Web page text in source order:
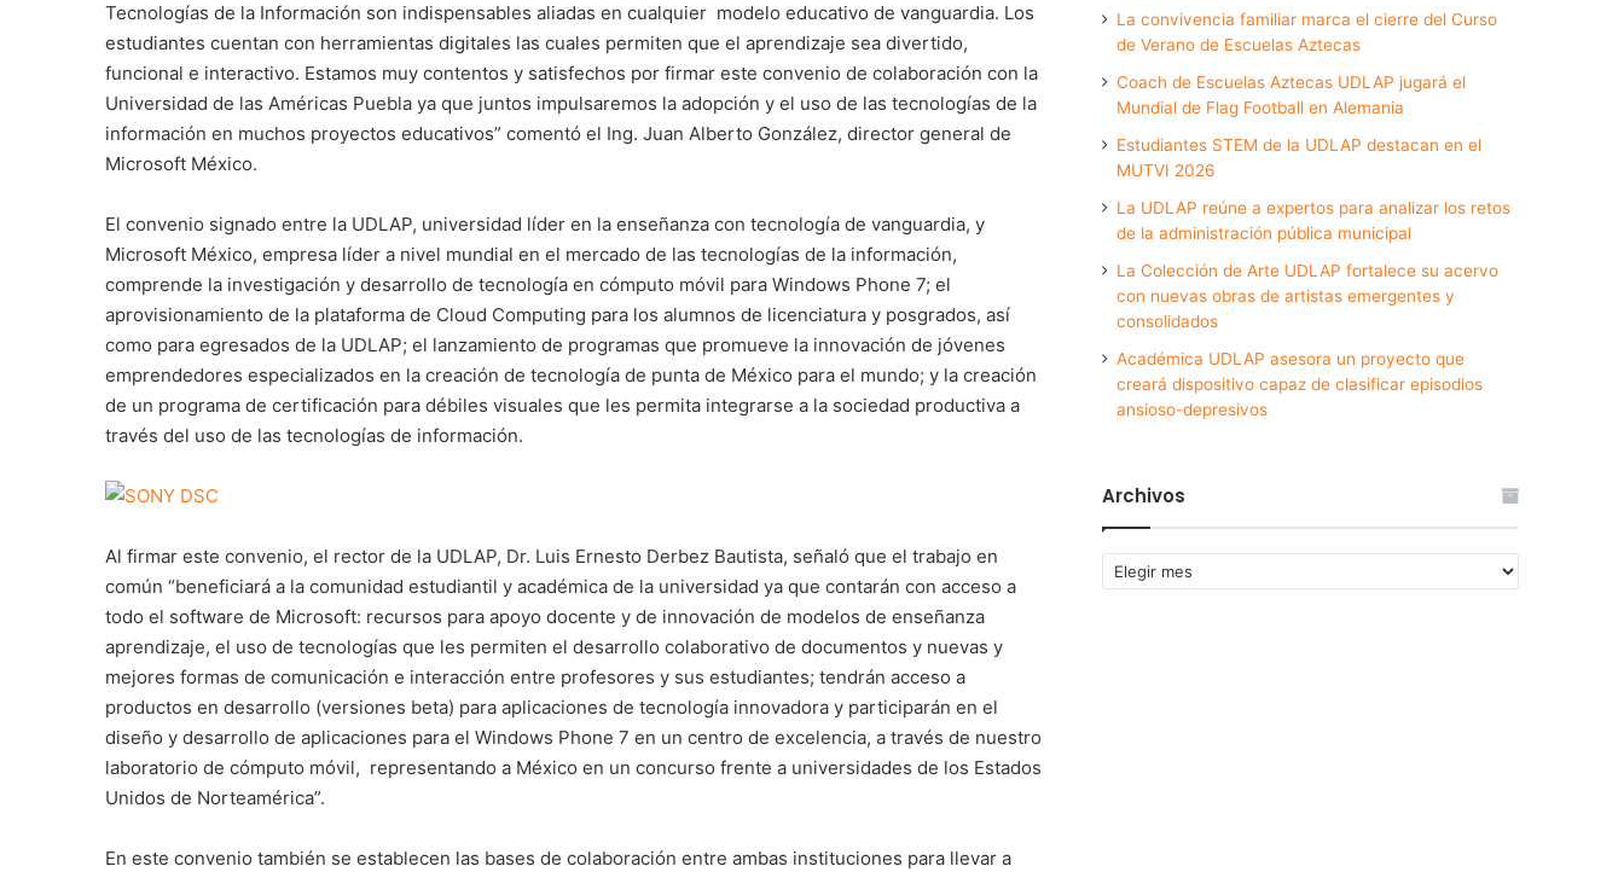
Tecnologías de la Información son indispensables aliadas en cualquier modelo educativo de vanguardia. Los
estudiantes cuentan con herramientas digitales las cuales permiten que el aprendizaje sea divertido,
funcional e interactivo. Estamos muy contentos y satisfechos por firmar este convenio de colaboración con la
Universidad de las Américas Puebla ya que juntos impulsaremos la adopción y el uso de las tecnologías de la
información en muchos proyectos educativos” comentó el Ing. Juan Alberto González, director general de
Microsoft México.
El convenio signado entre la UDLAP, universidad líder en la enseñanza con tecnología de vanguardia, y
Microsoft México, empresa líder a nivel mundial en el mercado de las tecnologías de la información,
comprende la investigación y desarrollo de tecnología en cómputo móvil para Windows Phone 7; el
aprovisionamiento de la plataforma de Cloud Computing para los alumnos de licenciatura y posgrados, así
como para egresados de la UDLAP; el lanzamiento de programas que promueve la innovación de jóvenes
emprendedores especializados en la creación de tecnología de punta de México para el mundo; y la creación
de un programa de certificación para débiles visuales que les permita integrarse a la sociedad productiva a
través del uso de las tecnologías de información.
Al firmar este convenio, el rector de la UDLAP, Dr. Luis Ernesto Derbez Bautista, señaló que el trabajo en
común “beneficiará a la comunidad estudiantil y académica de la universidad ya que contarán con acceso a
todo el software de Microsoft: recursos para apoyo docente y de innovación de modelos de enseñanza
aprendizaje, el uso de tecnologías que les permiten el desarrollo colaborativo de documentos y nuevas y
mejores formas de comunicación e interacción entre profesores y sus estudiantes; tendrán acceso a
productos en desarrollo (versiones beta) para aplicaciones de tecnología innovadora y participarán en el
diseño y desarrollo de aplicaciones para el Windows Phone 7 en un centro de excelencia, a través de nuestro
laboratorio de cómputo móvil, representando a México en un concurso frente a universidades de los Estados
Unidos de Norteamérica”.
En este convenio también se establecen las bases de colaboración entre ambas instituciones para llevar a
La convivencia familiar marca el cierre del Curso
de Verano de Escuelas Aztecas
Coach de Escuelas Aztecas UDLAP jugará el
Mundial de Flag Football en Alemania
Estudiantes STEM de la UDLAP destacan en el
MUTVI 2026
La UDLAP reúne a expertos para analizar los retos
de la administración pública municipal
La Colección de Arte UDLAP fortalece su acervo
con nuevas obras de artistas emergentes y
consolidados
Académica UDLAP asesora un proyecto que
creará dispositivo capaz de clasificar episodios
ansioso-depresivos
Archivos
Archivos